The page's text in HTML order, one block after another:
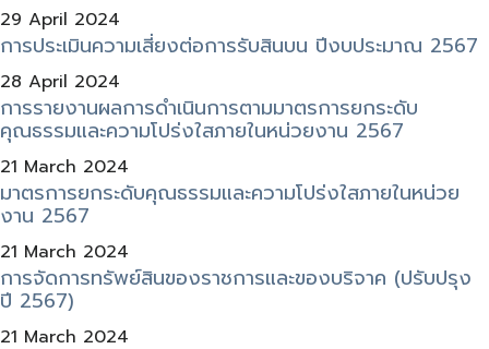
29 April 2024
การประเมินความเสี่ยงต่อการรับสินบน ปีงบประมาณ 2567
28 April 2024
การรายงานผลการดำเนินการตามมาตรการยกระดับ
คุณธรรมและความโปร่งใสภายในหน่วยงาน 2567
21 March 2024
มาตรการยกระดับคุณธรรมและความโปร่งใสภายในหน่วย
งาน 2567
21 March 2024
การจัดการทรัพย์สินของราชการและของบริจาค (ปรับปรุง
ปี 2567)
21 March 2024